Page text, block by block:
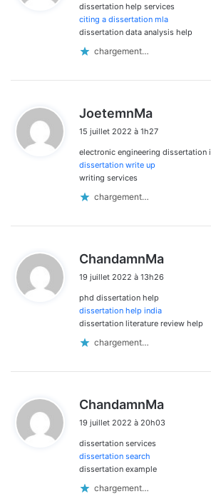
:
dissertation help services
citing a dissertation mla
dissertation data analysis help
chargement…
JoetemnMa
t
:
15 juillet 2022 à 1h27
electronic engineering dissertation
dissertation write up
writing services
chargement…
ChandamnMa
19 juillet 2022 à 13h26
phd dissertation help
dissertation help india
dissertation literature review help
chargement…
ChandamnMa
t
19 juillet 2022 à 20h03
dissertation services
dissertation search
dissertation example
chargement…